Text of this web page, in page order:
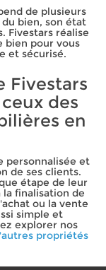
de plusieurs
bien, son état
Fivestars réalise
bien pour vous
et sécurisé.
Fivestars
des
en
personnalisée et
de ses clients.
étape de leur
finalisation de
ou la vente
simple et
explorer nos
propriétés